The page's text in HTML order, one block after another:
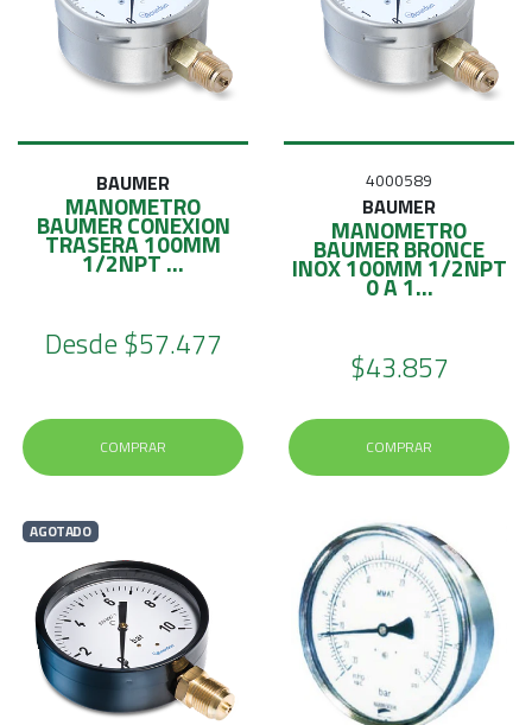
BAUMER
MANOMETRO
BAUMER CONEXION
TRASERA 100MM
1/2NPT ...
Desde$57.477
COMPRAR
4000589
BAUMER
MANOMETRO
BAUMER BRONCE
INOX 100MM 1/2NPT
0 A 1...
$43.857
COMPRAR
AGOTADO